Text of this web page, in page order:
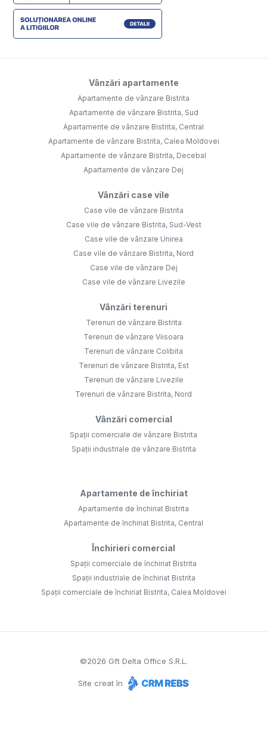
Vânzări apartamente
Apartamente de vânzare Bistrita
Apartamente de vânzare Bistrita, Sud
Apartamente de vânzare Bistrita, Central
Apartamente de vânzare Bistrita, Calea Moldovei
Apartamente de vânzare Bistrita, Decebal
Apartamente de vânzare Dej
Vânzări case vile
Case vile de vânzare Bistrita
Case vile de vânzare Bistrita, Sud-Vest
Case vile de vânzare Unirea
Case vile de vânzare Bistrita, Nord
Case vile de vânzare Dej
Case vile de vânzare Livezile
Vânzări terenuri
Terenuri de vânzare Bistrita
Terenuri de vânzare Viisoara
Terenuri de vânzare Colibita
Terenuri de vânzare Bistrita, Est
Terenuri de vânzare Livezile
Terenuri de vânzare Bistrita, Nord
Vânzări comercial
Spații comerciale de vânzare Bistrita
Spații industriale de vânzare Bistrita
Apartamente de închiriat
Apartamente de închiriat Bistrita
Apartamente de închiriat Bistrita, Central
Închirieri comercial
Spații comerciale de închiriat Bistrita
Spații industriale de închiriat Bistrita
Spații comerciale de închiriat Bistrita, Calea Moldovei
©2026 Gft Delta Office S.R.L.
Site creat în